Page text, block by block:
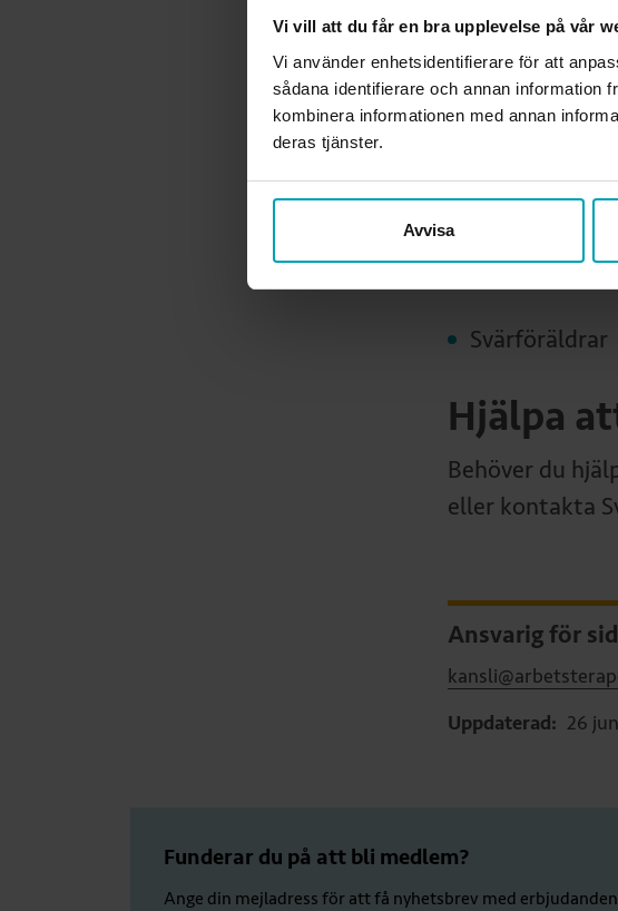
Vi vill att du får en bra upplevelse på vår
Vi använder enhetsidentifierare för att
sådana identifierare och annan information
kombinera informationen med annan
deras tjänster.
Avvisa
Barn
Barnbarn
Svärföräldrar
Hjälpa
Behöver du
eller kontakta
Ansvarig för
Uppdaterad: 26
Funderar du på att bli medlem?
Ange din mejladress för att få nyhetsbrev med